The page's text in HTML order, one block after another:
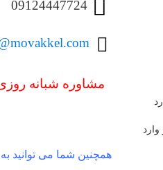
09124447724
مشاوره شبانه
همچنین شما می توانید